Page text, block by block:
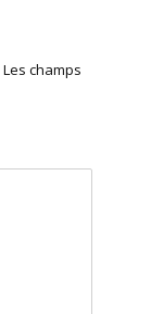
Les champs